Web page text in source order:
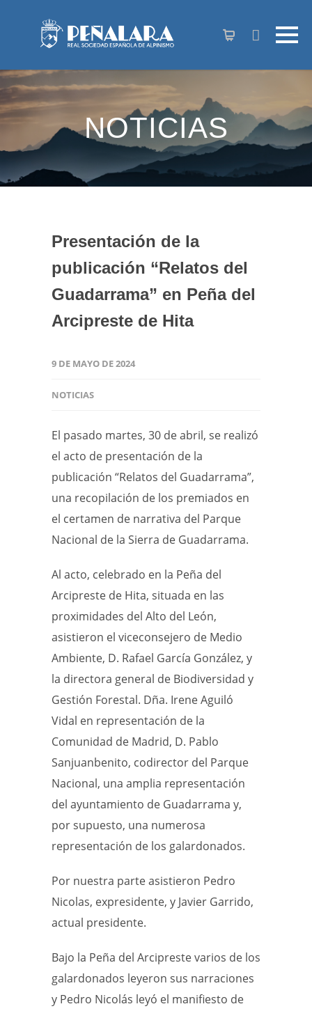
NOTICIAS
Presentación de la
publicación “Relatos del
Guadarrama” en Peña del
Arcipreste de Hita
9 DE MAYO DE 2024
NOTICIAS
El pasado martes, 30 de abril, se realizó
el acto de presentación de la
publicación “Relatos del Guadarrama”,
una recopilación de los premiados en
el certamen de narrativa del Parque
Nacional de la Sierra de Guadarrama.
Al acto, celebrado en la Peña del
Arcipreste de Hita, situada en las
proximidades del Alto del León,
asistieron el viceconsejero de Medio
Ambiente, D. Rafael García González, y
la directora general de Biodiversidad y
Gestión Forestal. Dña. Irene Aguiló
Vidal en representación de la
Comunidad de Madrid, D. Pablo
Sanjuanbenito, codirector del Parque
Nacional, una amplia representación
del ayuntamiento de Guadarrama y,
por supuesto, una numerosa
representación de los galardonados.
Por nuestra parte asistieron Pedro
Nicolas, expresidente, y Javier Garrido,
actual presidente.
Bajo la Peña del Arcipreste varios de los
galardonados leyeron sus narraciones
y Pedro Nicolás leyó el manifiesto de